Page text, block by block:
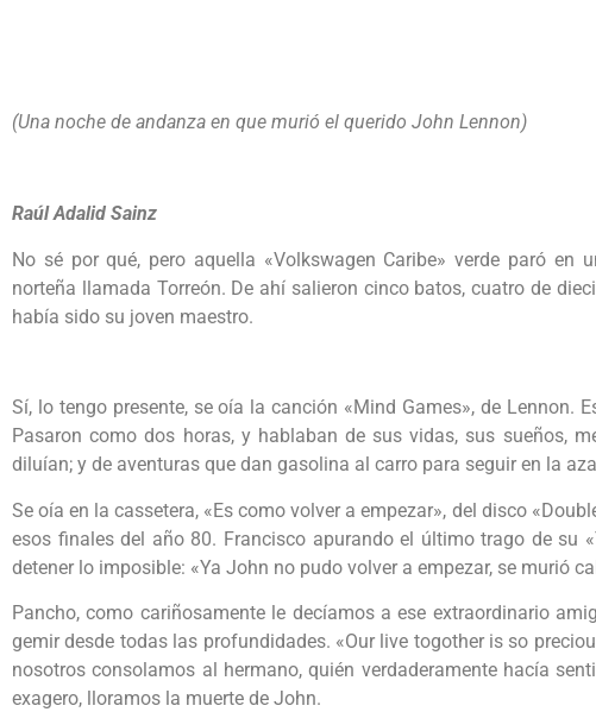
(Una noche de andanza en que murió el querido John Lennon)
Raúl Adalid Sainz
No sé por qué, pero aquella «Volkswagen Caribe» verde paró en
norteña llamada Torreón. De ahí salieron cinco batos, cuatro de
había sido su joven maestro.
Sí, lo tengo presente, se oía la canción «Mind Games», de Lennon.
Pasaron como dos horas, y hablaban de sus vidas, sus sueños,
diluían; y de aventuras que dan gasolina al carro para seguir en la
Se oía en la cassetera, «Es como volver a empezar», del disco
esos finales del año 80. Francisco apurando el último trago de su
detener lo imposible: «Ya John no pudo volver a empezar, se murió
Pancho, como cariñosamente le decíamos a ese extraordinario
gemir desde todas las profundidades. «Our live togother is so
nosotros consolamos al hermano, quién verdaderamente hacía
exagero, lloramos la muerte de John.